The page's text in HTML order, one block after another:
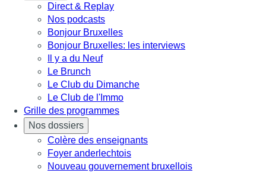
Direct & Replay
Nos podcasts
Bonjour Bruxelles
Bonjour Bruxelles: les interviews
Il y a du Neuf
Le Brunch
Le Club du Dimanche
Le Club de l'Immo
Grille des programmes
Nos dossiers
Colère des enseignants
Foyer anderlechtois
Nouveau gouvernement bruxellois